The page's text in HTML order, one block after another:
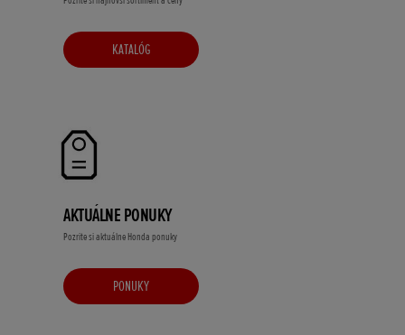
KATALÓG
AKTUÁLNE PONUKY
Pozrite si aktuálne Honda ponuky
PONUKY